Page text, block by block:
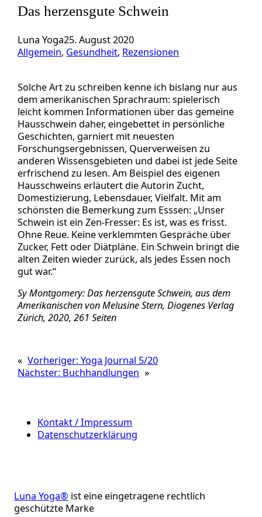
Das herzensgute Schwein
Luna Yoga25. August 2020
Allgemein, Gesundheit, Rezensionen
Solche Art zu schreiben kenne ich bislang nur aus
dem amerikanischen Sprachraum: spielerisch
leicht kommen Informationen über das gemeine
Hausschwein daher, eingebettet in persönliche
Geschichten, garniert mit neuesten
Forschungsergebnissen, Querverweisen zu
anderen Wissensgebieten und dabei ist jede Seite
erfrischend zu lesen. Am Beispiel des eigenen
Hausschweins erläutert die Autorin Zucht,
Domestizierung, Lebensdauer, Vielfalt. Mit am
schönsten die Bemerkung zum Esssen: „Unser
Schwein ist ein Zen-Fresser: Es ist, was es frisst.
Ohne Reue. Keine verklemmten Gespräche über
Zucker, Fett oder Diätpläne. Ein Schwein bringt die
alten Zeiten wieder zurück, als jedes Essen noch
gut war.“
Sy Montgomery: Das herzensgute Schwein, aus dem
Amerikanischen von Melusine Stern, Diogenes Verlag
Zürich, 2020, 261 Seiten
« Vorheriger:Yoga Journal 5/20
Nächster: Buchhandlungen »
Kontakt / Impressum
Datenschutzerklärung
Luna Yoga® ist eine eingetragene rechtlich
geschützte Marke